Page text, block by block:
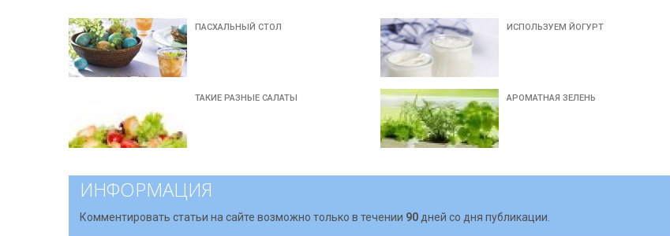
ПАСХАЛЬНЫЙ СТОЛ ИСПОЛЬЗУЕМ ЙОГУРТ
ТАКИЕ РАЗНЫЕ САЛАТЫ АРОМАТНАЯ ЗЕЛЕНЬ
ИНФОРМАЦИЯ
Комментировать статьи на сайте возможно только в течении 90 дней со дня публикации.